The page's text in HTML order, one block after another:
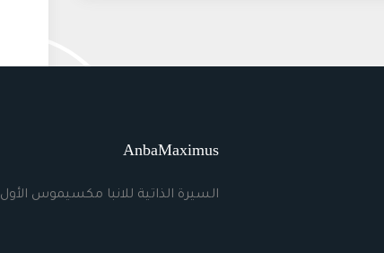
AnbaMaximus
السيرة الذاتية للانبا مكسيموس الأول